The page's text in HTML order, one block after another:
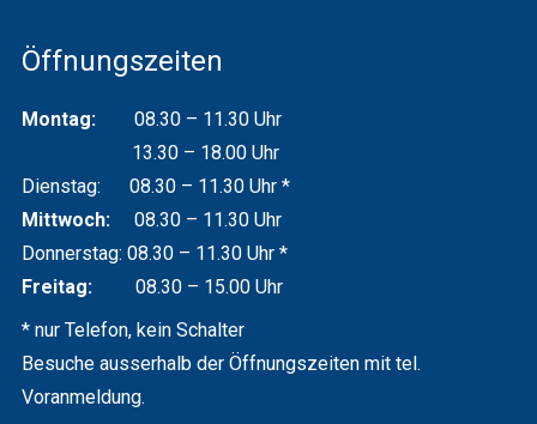
Öffnungszeiten
Montag: 08.30 – 11.30 Uhr
13.30 – 18.00 Uhr
Dienstag: 08.30 – 11.30 Uhr *
Mittwoch: 08.30 – 11.30 Uhr
Donnerstag: 08.30 – 11.30 Uhr *
Freitag: 08.30 – 15.00 Uhr
* nur Telefon, kein Schalter
Besuche ausserhalb der Öffnungszeiten mit tel.
Voranmeldung.